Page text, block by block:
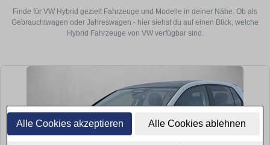
Alle Cookies akzeptieren Alle Cookies ablehnen
Finde für VW Hybrid gezielt Fahrzeuge und Modelle in deiner Nähe. Ob als
Gebrauchtwagen oder Jahreswagen - hier siehst du auf einen Blick, welche
Hybrid Fahrzeuge von VW verfügbar sind.